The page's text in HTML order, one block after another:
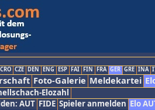
CRO CZE DEN ENG ESP FAI FIN FRA GER GRE INA
Foto-Galerie Meldekartei
Elozahl
AUT FIDE Spieler anmelden Elo